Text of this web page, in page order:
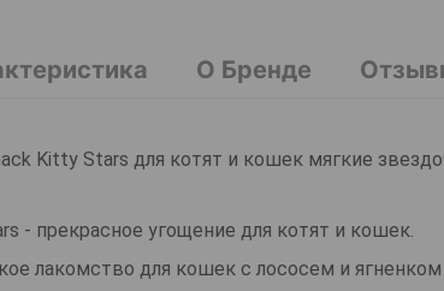
О Бренде
Kitty Stars для котят и кошек мягкие
- прекрасное угощение для котят и кошек.
лакомство для кошек с лососем и